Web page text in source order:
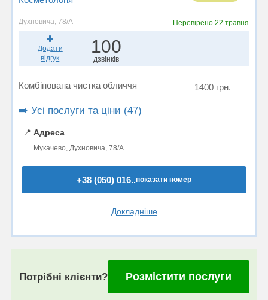
Духновича, 78/А Перевірено22 травня
Додати
відгук
100
дзвінків
Комбінована чистка обличчя 1400 грн.
➡️ Усі послуги та ціни (47)
📍 Адреса
Мукачево, Духновича, 78/А
+38 (050) 016..показати номер
Докладніше
Потрібні клієнти? Розмістити послуги